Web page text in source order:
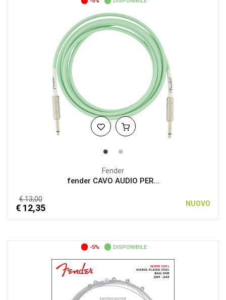
Fender
fender CAVO AUDIO PER...
€ 13,00
€ 12,35 NUOVO
-5% DISPONIBILE